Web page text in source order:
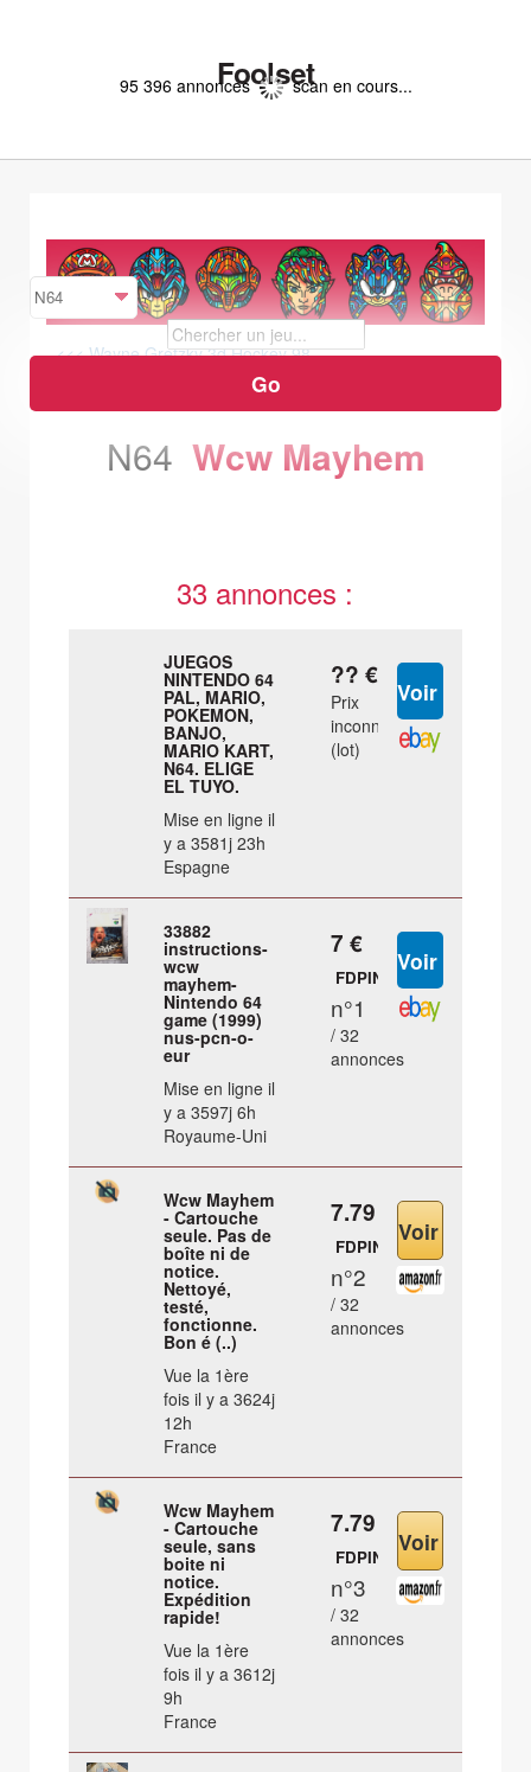
Foolset
95 396 annonces scan en cours...
<<< Wayne Gretzky 3d Hockey 98
Wcw Vs Nwo : World Tour >>>
N64 Wcw Mayhem
33 annonces :
JUEGOS
NINTENDO 64
PAL, MARIO,
POKEMON,
BANJO,
MARIO KART,
N64. ELIGE
EL TUYO.
Mise en ligne il
y a 3581j 23h
Espagne
?? €
Prix
inconnu
(lot)
33882
instructions-
wcw
mayhem-
Nintendo 64
game (1999)
nus-pcn-o-
eur
Mise en ligne il
y a 3597j 6h
Royaume-Uni
7 €
FDPIN
n°1
/ 32
annonces
Wcw Mayhem
- Cartouche
seule. Pas de
boîte ni de
notice.
Nettoyé,
testé,
fonctionne.
Bon é (..)
Vue la 1ère
fois il y a 3624j
12h
France
7.79 €
FDPIN
n°2
/ 32
annonces
Wcw Mayhem
- Cartouche
seule, sans
boite ni
notice.
Expédition
rapide!
Vue la 1ère
fois il y a 3612j
9h
France
7.79 €
FDPIN
n°3
/ 32
annonces